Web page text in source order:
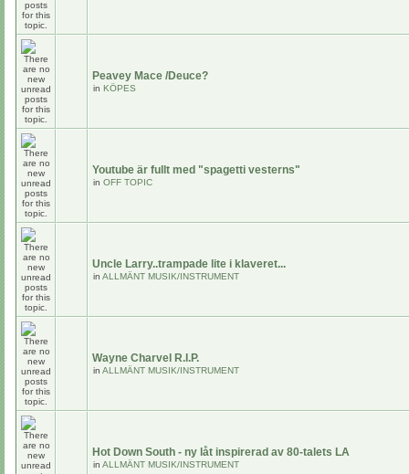
Peavey Mace /Deuce?
in KÖPES
Youtube är fullt med "spagetti vesterns"
in OFF TOPIC
Uncle Larry..trampade lite i klaveret...
in ALLMÄNT MUSIK/INSTRUMENT
Wayne Charvel R.I.P.
in ALLMÄNT MUSIK/INSTRUMENT
Hot Down South - ny låt inspirerad av 80-talets LA
in ALLMÄNT MUSIK/INSTRUMENT